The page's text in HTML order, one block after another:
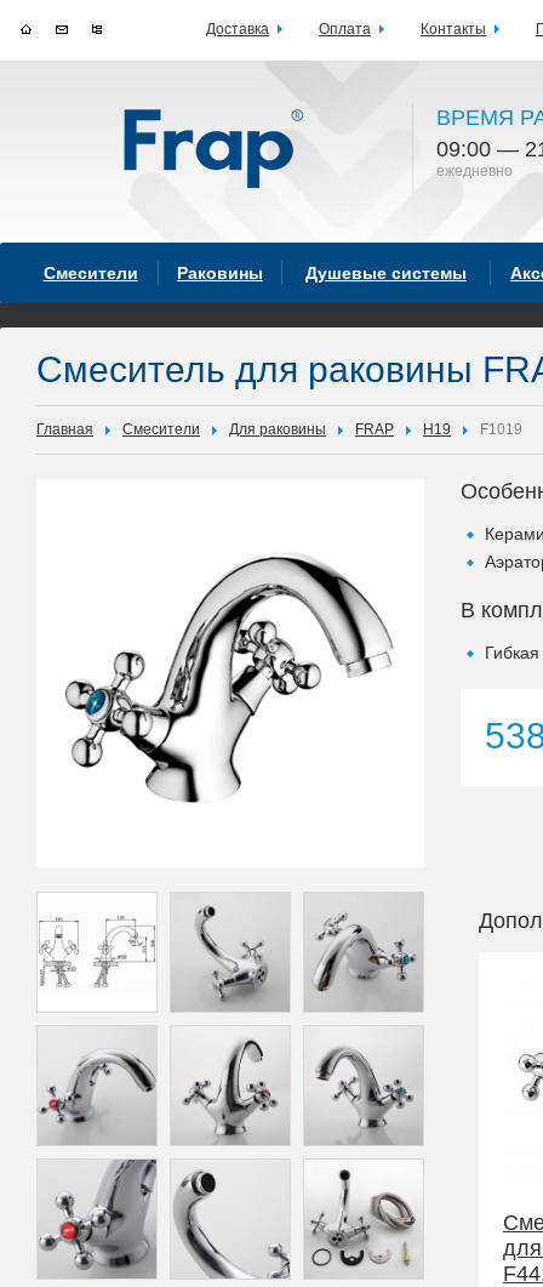
ВРЕМЯ
09:00 —
ежедневно
Смесители Раковины Душевые системы
Смеситель для раковины
Главная Смесители Для раковины FRAP H19 F1019
В
Доставка Оплата Контакты